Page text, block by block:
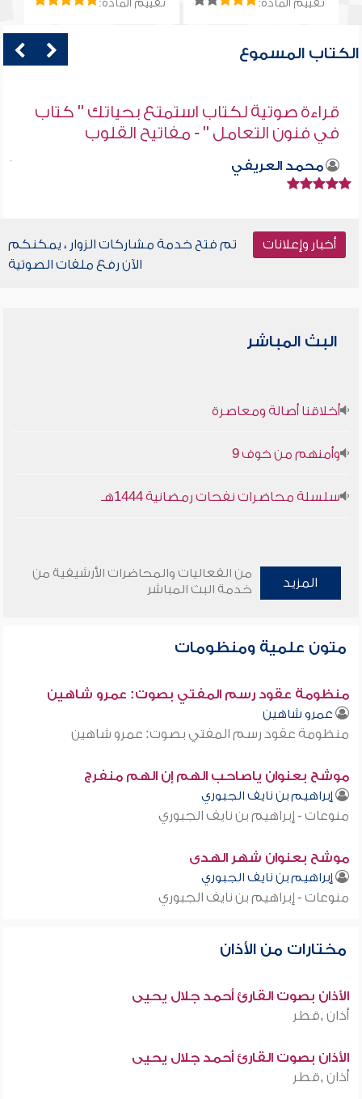
تقييم المادة: تقييم المادة:
الكتاب المسموع
قراءة صوتية لكتاب استمتع بحياتك " كتاب
في فنون التعامل " - مفاتيح القلوب
محمد العريفي
أخبار وإعلانات
تم فتح خدمة مشاركات الزوار ، يمكنكم
الآن رفع ملفات الصوتية
البث المباشر
أخلاقنا أصالة ومعاصرة
وأمنهم من خوف 9
سلسلة محاضرات نفحات رمضانية 1444هـ
المزيد
من الفعاليات والمحاضرات الأرشيفية من
خدمة البث المباشر
متون علمية ومنظومات
منظومة عقود رسم المفتي بصوت: عمرو شاهين
عمرو شاهين
منظومة عقود رسم المفتي بصوت: عمرو شاهين
موشح بعنوان ياصاحب الهم إن الهم منفرج
إبراهيم بن نايف الجبوري
منوعات - إبراهيم بن نايف الجبوري
موشح بعنوان شهر الهدى
إبراهيم بن نايف الجبوري
منوعات - إبراهيم بن نايف الجبوري
مختارات من الأذان
الأذان بصوت القارئ أحمد جلال يحيى
أذان ,قطر
الأذان بصوت القارئ أحمد جلال يحيى
أذان ,قطر